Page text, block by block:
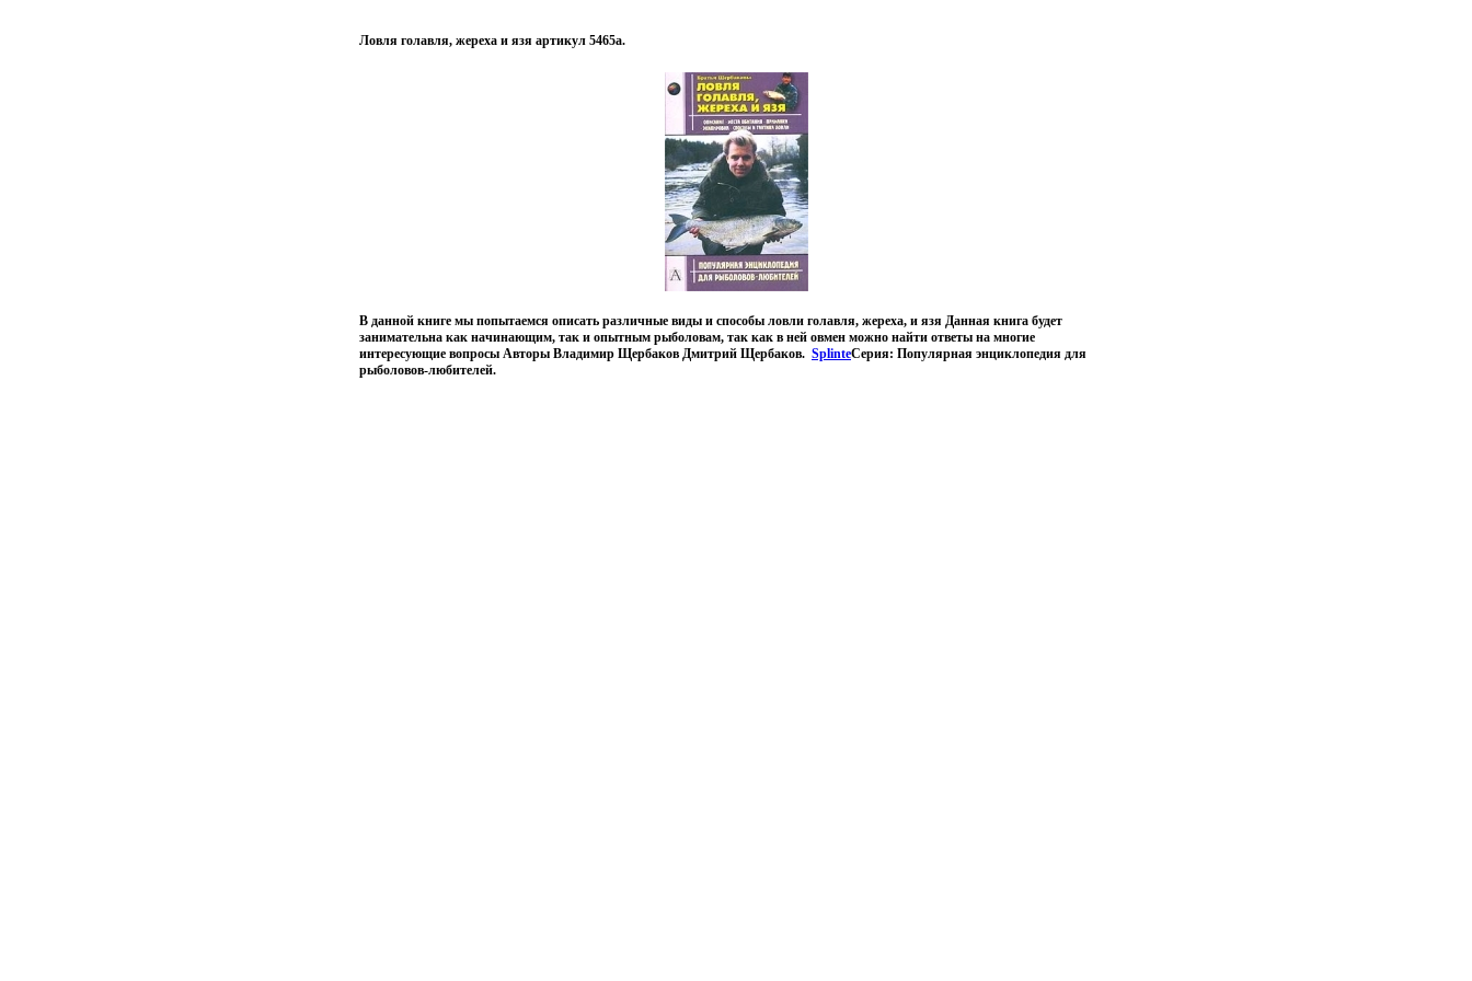
Ловля голавля, жереха и язя артикул 5465a.
В данной книге мы попытаемся описать различные виды и способы ловли голавля, жереха, и язя Данная книга будет
занимательна как начинающим, так и опытным рыболовам, так как в ней овмен можно найти ответы на многие
интересующие вопросы Авторы Владимир Щербаков Дмитрий Щербаков. SplinteСерия: Популярная энциклопедия для
рыболовов-любителей.